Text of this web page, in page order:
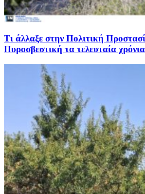
Τι άλλαξε στην Πολιτική
Πυροσβεστική τα τελευταία χρόνια